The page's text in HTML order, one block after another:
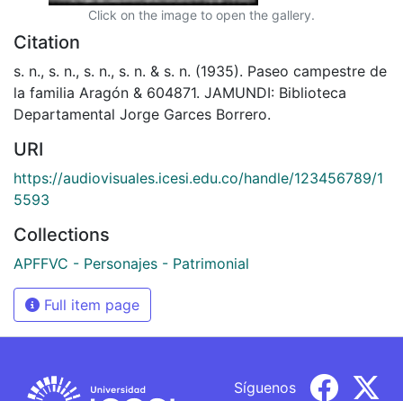
Click on the image to open the gallery.
Citation
s. n., s. n., s. n., s. n. & s. n. (1935). Paseo campestre de
la familia Aragón & 604871. JAMUNDI: Biblioteca
Departamental Jorge Garces Borrero.
URI
https://audiovisuales.icesi.edu.co/handle/123456789/1
5593
Collections
APFFVC - Personajes - Patrimonial
Full item page
Síguenos